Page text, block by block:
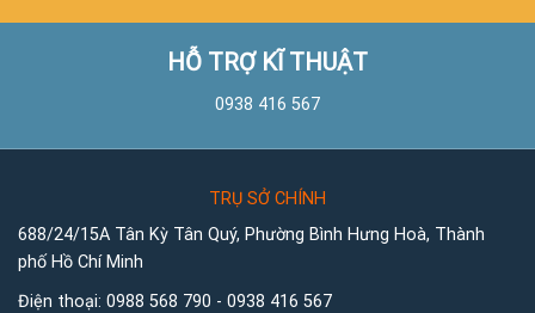
HỖ TRỢ KĨ THUẬT
0938 416 567
TRỤ SỞ CHÍNH
688/24/15A Tân Kỳ Tân Quý, Phường Bình Hưng Hoà, Thành
phố Hồ Chí Minh
Điện thoại: 0988 568 790 - 0938 416 567